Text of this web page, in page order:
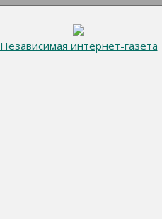
Независимая интернет-газета